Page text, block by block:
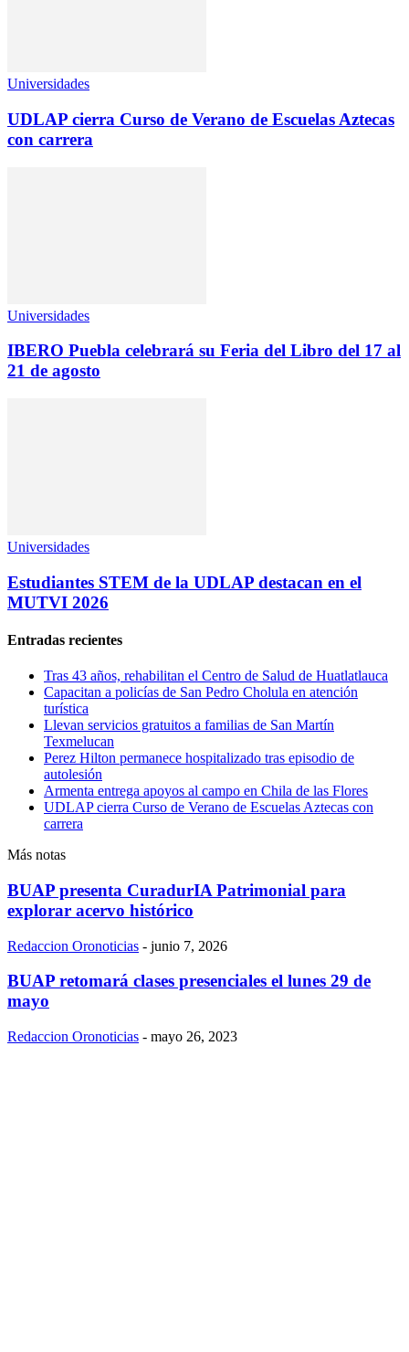
Universidades
UDLAP cierra Curso de Verano de Escuelas Aztecas
con carrera
Universidades
IBERO Puebla celebrará su Feria del Libro del 17 al
21 de agosto
Universidades
Estudiantes STEM de la UDLAP destacan en el
MUTVI 2026
Entradas recientes
Tras 43 años, rehabilitan el Centro de Salud de Huatlatlauca
Capacitan a policías de San Pedro Cholula en atención
turística
Llevan servicios gratuitos a familias de San Martín
Texmelucan
Perez Hilton permanece hospitalizado tras episodio de
autolesión
Armenta entrega apoyos al campo en Chila de las Flores
UDLAP cierra Curso de Verano de Escuelas Aztecas con
carrera
Más notas
BUAP presenta CuradurIA Patrimonial para
explorar acervo histórico
Redaccion Oronoticias - junio 7, 2026
BUAP retomará clases presenciales el lunes 29 de
mayo
Redaccion Oronoticias - mayo 26, 2023